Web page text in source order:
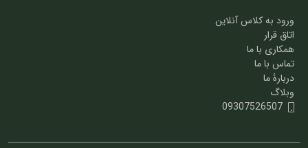
ورود به کلاس آنلاین
اتاق قرار
همکاری با ما
تماس با ما
دربارۀ ما
وبلاگ
09307526507